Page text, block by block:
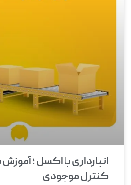
انبارداری با اکسل ؛
کنترل موجودی